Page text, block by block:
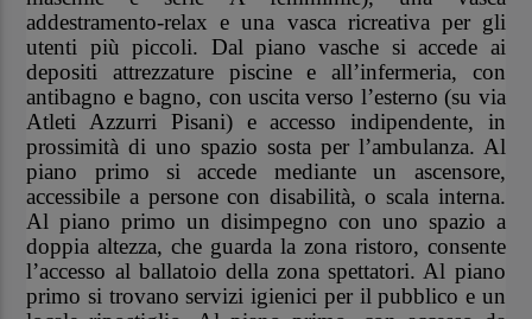
addestramento-relax e una vasca ricreativa per gli
utenti più piccoli. Dal piano vasche si accede ai
depositi attrezzature piscine e all’infermeria, con
antibagno e bagno, con uscita verso l’esterno (su via
Atleti Azzurri Pisani) e accesso indipendente, in
prossimità di uno spazio sosta per l’ambulanza. Al
piano primo si accede mediante un ascensore,
accessibile a persone con disabilità, o scala interna.
Al piano primo un disimpegno con uno spazio a
doppia altezza, che guarda la zona ristoro, consente
l’accesso al ballatoio della zona spettatori. Al piano
primo si trovano servizi igienici per il pubblico e un